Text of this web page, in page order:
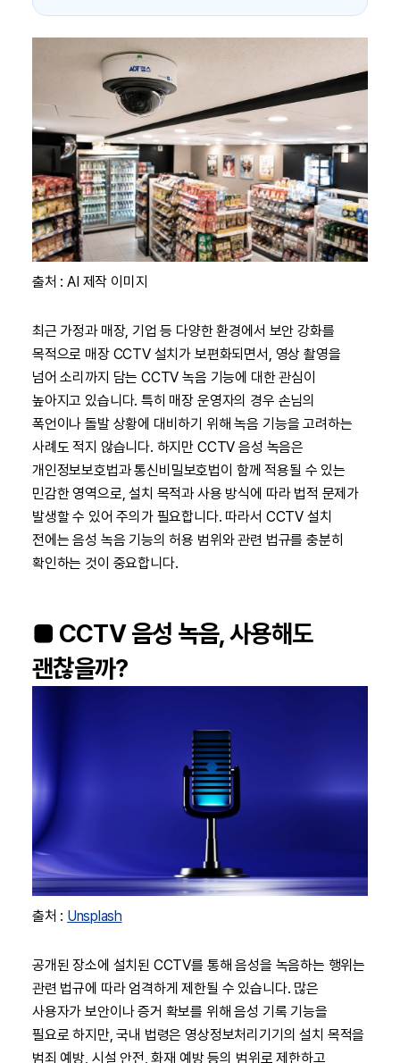
출처 : AI 제작 이미지
최근 가정과 매장, 기업 등 다양한 환경에서 보안 강화를
목적으로 매장 CCTV 설치가 보편화되면서, 영상 촬영을
넘어 소리까지 담는 CCTV 녹음 기능에 대한 관심이
높아지고 있습니다. 특히 매장 운영자의 경우 손님의
폭언이나 돌발 상황에 대비하기 위해 녹음 기능을 고려하는
사례도 적지 않습니다. 하지만 CCTV 음성 녹음은
개인정보보호법과 통신비밀보호법이 함께 적용될 수 있는
민감한 영역으로, 설치 목적과 사용 방식에 따라 법적 문제가
발생할 수 있어 주의가 필요합니다. 따라서 CCTV 설치
전에는 음성 녹음 기능의 허용 범위와 관련 법규를 충분히
확인하는 것이 중요합니다.
■ CCTV 음성 녹음, 사용해도
괜찮을까?
출처 : Unsplash
공개된 장소에 설치된 CCTV를 통해 음성을 녹음하는 행위는
관련 법규에 따라 엄격하게 제한될 수 있습니다. 많은
사용자가 보안이나 증거 확보를 위해 음성 기록 기능을
필요로 하지만, 국내 법령은 영상정보처리기기의 설치 목적을
범죄 예방, 시설 안전, 화재 예방 등의 범위로 제한하고